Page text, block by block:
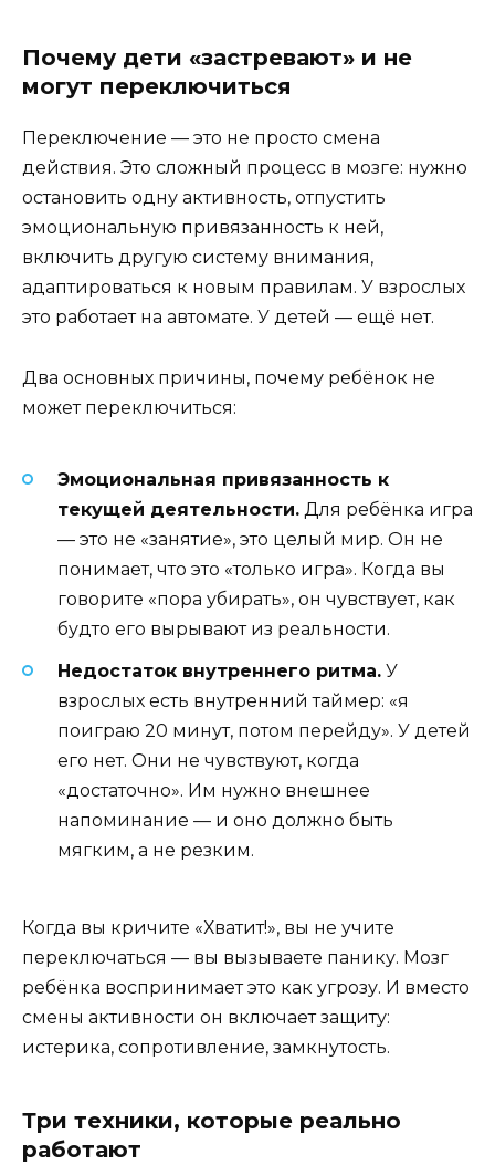
Почему дети «застревают» и не
могут переключиться
Переключение — это не просто смена
действия. Это сложный процесс в мозге: нужно
остановить одну активность, отпустить
эмоциональную привязанность к ней,
включить другую систему внимания,
адаптироваться к новым правилам. У взрослых
это работает на автомате. У детей — ещё нет.
Два основных причины, почему ребёнок не
может переключиться:
Эмоциональная привязанность к
текущей деятельности. Для ребёнка игра
— это не «занятие», это целый мир. Он не
понимает, что это «только игра». Когда вы
говорите «пора убирать», он чувствует, как
будто его вырывают из реальности.
Недостаток внутреннего ритма. У
взрослых есть внутренний таймер: «я
поиграю 20 минут, потом перейду». У детей
его нет. Они не чувствуют, когда
«достаточно». Им нужно внешнее
напоминание — и оно должно быть
мягким, а не резким.
Когда вы кричите «Хватит!», вы не учите
переключаться — вы вызываете панику. Мозг
ребёнка воспринимает это как угрозу. И вместо
смены активности он включает защиту:
истерика, сопротивление, замкнутость.
Три техники, которые реально
работают